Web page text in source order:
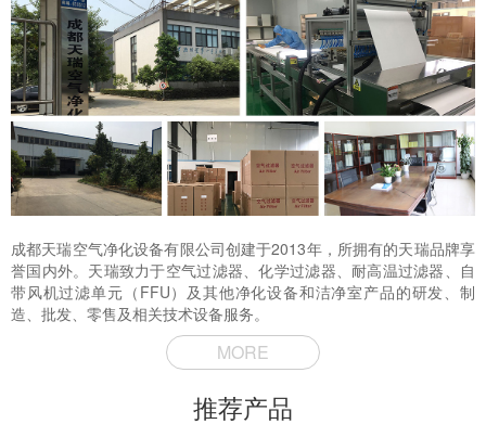
成都天瑞空气净化设备有限公司创建于2013年，所拥有的天瑞品牌享
誉国内外。天瑞致力于空气过滤器、化学过滤器、耐高温过滤器、自
带风机过滤单元（FFU）及其他净化设备和洁净室产品的研发、制
造、批发、零售及相关技术设备服务。
MORE
推荐产品